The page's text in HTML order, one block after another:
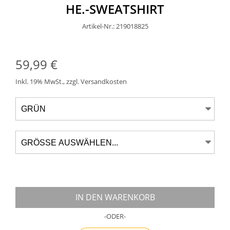
HE.-SWEATSHIRT
Artikel-Nr.: 219018825
59,99 €
Inkl. 19% MwSt.,zzgl.Versandkosten
IN DEN WARENKORB
-ODER-